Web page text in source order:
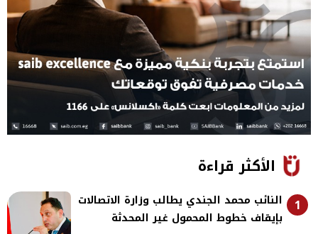
الأكثر قراءة
1
النائب محمد الجندي يطالب وزارة الاتصالات
بإيقاف خطوط المحمول غير المحدثة